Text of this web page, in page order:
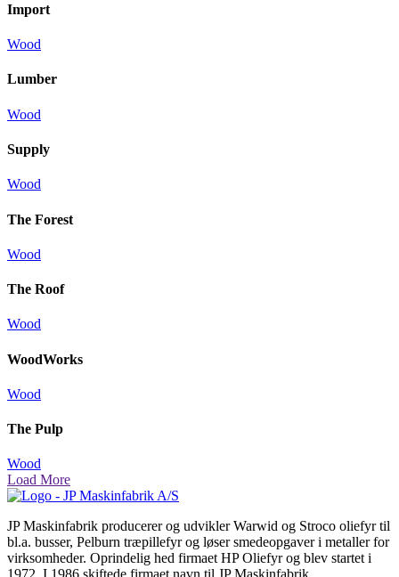
Import
Wood
Lumber
Wood
Supply
Wood
The Forest
Wood
The Roof
Wood
WoodWorks
Wood
The Pulp
Wood
Load More
JP Maskinfabrik producerer og udvikler Warwid og Stroco oliefyr til
bl.a. busser, Pelburn træpillefyr og løser smedeopgaver i metaller for
virksomheder. Oprindelig hed firmaet HP Oliefyr og blev startet i